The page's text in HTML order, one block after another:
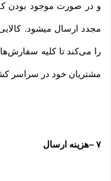
و در صورت موجود بودن
مجدد ارسال میشود.
را می‏‌کند تا کلیه
مشتریان خود در سراسر
۷ –هزینه ارسال